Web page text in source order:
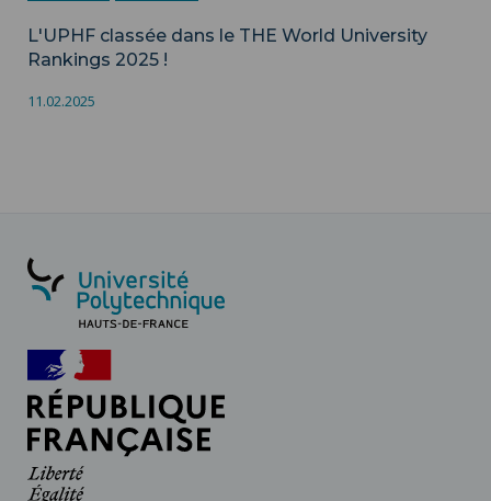
L'UPHF classée dans le THE World University
Rankings 2025 !
11.02.2025